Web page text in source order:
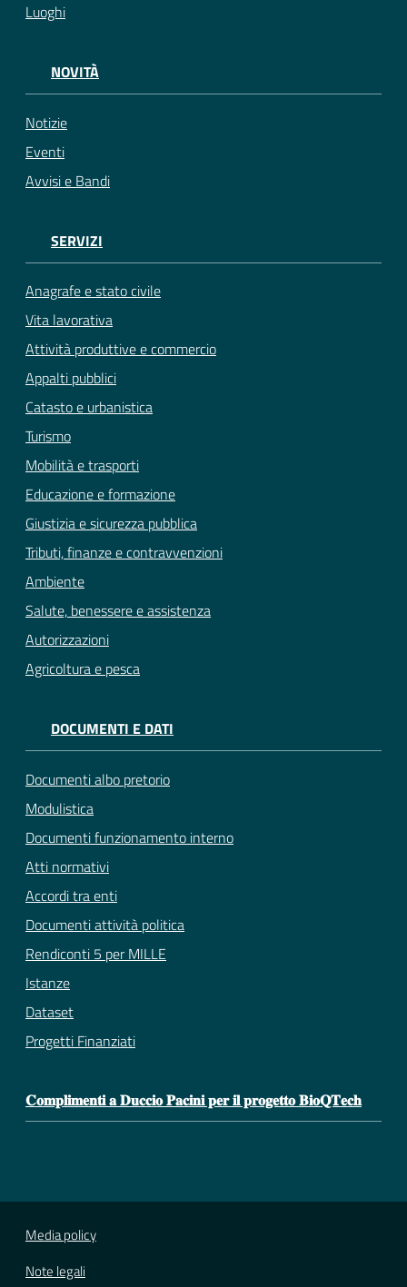
Luoghi
NOVITÀ
Notizie
Eventi
Avvisi e Bandi
SERVIZI
Anagrafe e stato civile
Vita lavorativa
Attività produttive e commercio
Appalti pubblici
Catasto e urbanistica
Turismo
Mobilità e trasporti
Educazione e formazione
Giustizia e sicurezza pubblica
Tributi, finanze e contravvenzioni
Ambiente
Salute, benessere e assistenza
Autorizzazioni
Agricoltura e pesca
DOCUMENTI E DATI
Documenti albo pretorio
Modulistica
Documenti funzionamento interno
Atti normativi
Accordi tra enti
Documenti attività politica
Rendiconti 5 per MILLE
Istanze
Dataset
Progetti Finanziati
𝐂𝐨𝐦𝐩𝐥𝐢𝐦𝐞𝐧𝐭𝐢 𝐚 𝐃𝐮𝐜𝐜𝐢𝐨 𝐏𝐚𝐜𝐢𝐧𝐢 𝐩𝐞𝐫 𝐢𝐥 𝐩𝐫𝐨𝐠𝐞𝐭𝐭𝐨 𝐁𝐢𝐨𝐐𝐓𝐞𝐜𝐡
Media policy
Note legali